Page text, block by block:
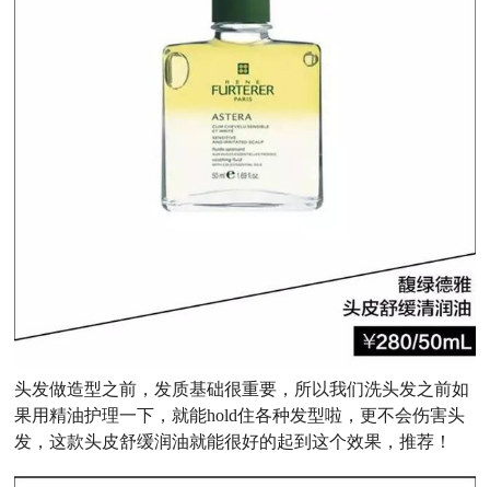
头发做造型之前，发质基础很重要，所以我们洗头发之前如
果用精油护理一下，就能hold住各种发型啦，更不会伤害头
发，这款头皮舒缓润油就能很好的起到这个效果，推荐！